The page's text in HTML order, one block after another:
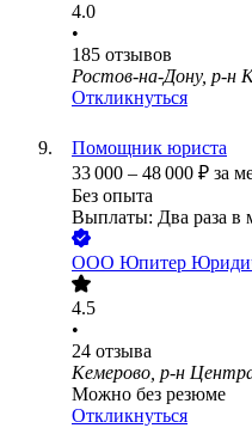
4.0
•
185 отзывов
Ростов-на-Дону, р-н
Откликнуться
Помощник юриста
33 000 – 48 000 ₽ за
Без опыта
Выплаты: Два раза в
ООО Юпитер
4.5
•
24 отзыва
Кемерово, р-н
Можно без резюме
Откликнуться